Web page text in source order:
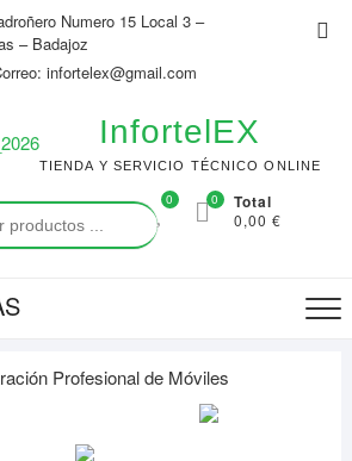
Numero 15 Local 3 –
– Badajoz
infortelex@gmail.com
InfortelEX
TIENDA Y SERVICIO TÉCNICO ONLINE
0 Total
0,00 €
0